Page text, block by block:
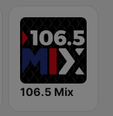
106.5 Mix